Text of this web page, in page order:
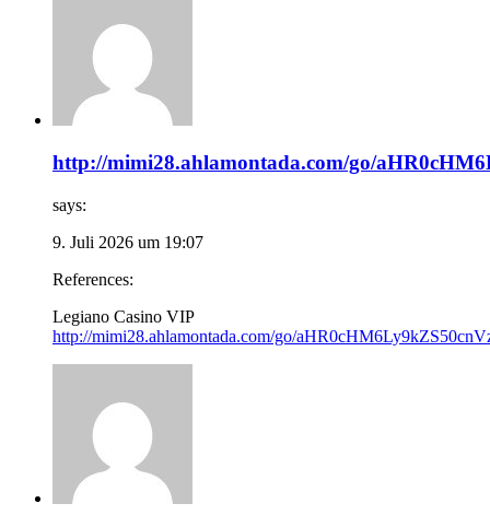
http://mimi28.ahlamontada.com/go/
says:
9. Juli 2026 um 19:07
References:
Legiano Casino VIP
http://mimi28.ahlamontada.com/go/